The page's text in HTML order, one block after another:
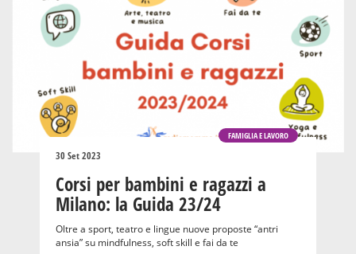
FAMIGLIA E LAVORO
30 Set 2023
Corsi per bambini e ragazzi a
Milano: la Guida 23/24
Oltre a sport, teatro e lingue nuove proposte “antri
ansia” su mindfulness, soft skill e fai da te